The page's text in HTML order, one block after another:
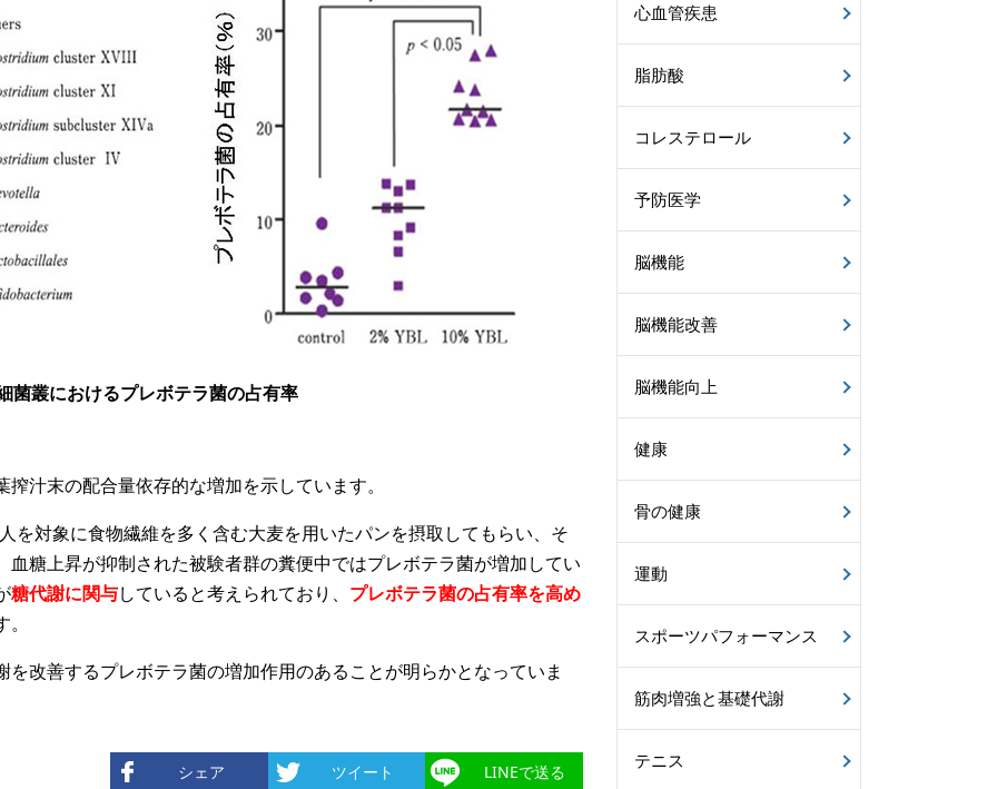
菌叢におけるプレボテラ菌の占有率
汁末の配合量依存的な増加を示しています。
対象に食物繊維を多く含む大麦を用いたパンを摂取してもらい、そ
糖上昇が抑制された被験者群の糞便中ではプレボテラ菌が増加してい
糖代謝に関与していると考えられており、 プレボテラ菌の占有率を高め
改善するプレボテラ菌の増加作用のあることが明らかとなっていま
シェア ツイート LINEで送る
心血管疾患
脂肪酸
コレステロール
予防医学
脳機能
脳機能改善
脳機能向上
健康
骨の健康
運動
スポーツパフォーマンス
筋肉増強と基礎代謝
テニス